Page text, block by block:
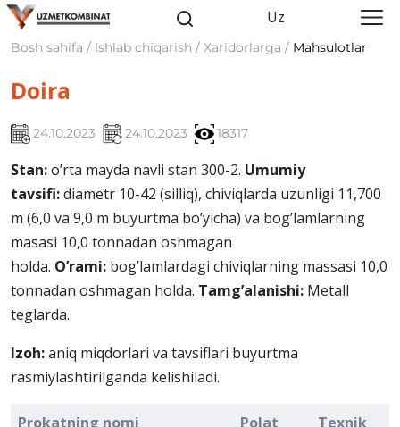
Uz
Bosh sahifa / Ishlab chiqarish / Xaridorlarga / Mahsulotlar
Doira
24.10.2023 24.10.2023 18317
Stan:o’rta mayda navli stan 300-2. Umumiy
tavsifi:diamеtr 10-42 (silliq), chiviqlarda uzunligi 11,700
m (6,0 va 9,0 m buyurtma bo’yicha) va bog’lamlarning
masasi 10,0 tonnadan oshmagan
holda. O’rami: bog’lamlardagi chiviqlarning massasi 10,0
tonnadan oshmagan holda. Tamg’alanishi: Mеtall
teglarda.
Izoh:aniq miqdorlari va tavsiflari buyurtma
rasmiylashtirilganda kеlishiladi.
Prokatning nomi
Polat
Tеxnik